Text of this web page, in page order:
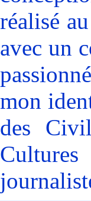
réalisé
avec un
mon
des